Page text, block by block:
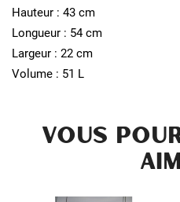
Hauteur : 43 cm
Longueur : 54 cm
Largeur : 22 cm
Volume : 51 L
VOUS